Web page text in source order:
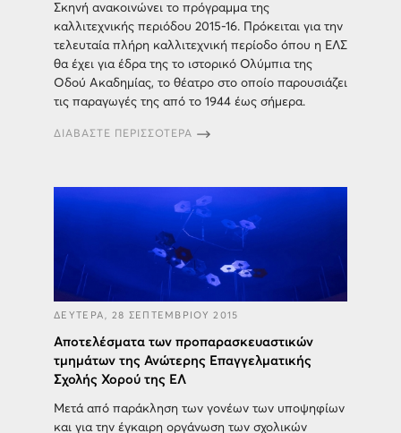
Σκηνή ανακοινώνει το πρόγραμμα της
καλλιτεχνικής περιόδου 2015-16. Πρόκειται για την
τελευταία πλήρη καλλιτεχνική περίοδο όπου η ΕΛΣ
θα έχει για έδρα της το ιστορικό Ολύμπια της
Οδού Ακαδημίας, το θέατρο στο οποίο παρουσιάζει
τις παραγωγές της από το 1944 έως σήμερα.
ΔΙΑΒΑΣΤΕ ΠΕΡΙΣΣΟΤΕΡΑ
ΔΕΥΤΕΡΑ, 28 ΣΕΠΤΕΜΒΡΙΟΥ 2015
Αποτελέσματα των προπαρασκευαστικών
τμημάτων της Ανώτερης Επαγγελματικής
Σχολής Χορού της ΕΛ
Μετά από παράκληση των γονέων των υποψηφίων
και για την έγκαιρη οργάνωση των σχολικών